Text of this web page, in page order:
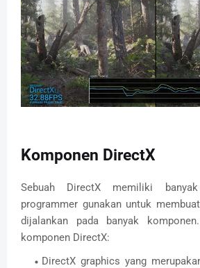
Komponen DirectX
Sebuah DirectX memiliki
programmer gunakan untuk
dijalankan pada banyak
komponen DirectX:
DirectX graphics yang